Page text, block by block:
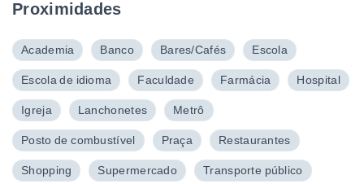
Proximidades
Academia Banco Bares/Cafés Escola
Escola de idioma Faculdade Farmácia Hospital
Igreja Lanchonetes Metrô
Posto de combustível Praça Restaurantes
Shopping Supermercado Transporte público